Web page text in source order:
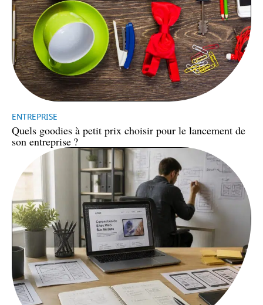
ENTREPRISE
Quels goodies à petit prix choisir pour le lancement de
son entreprise ?